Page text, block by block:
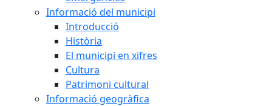
Informació del municipi
Introducció
Història
El municipi en xifres
Cultura
Patrimoni cultural
Informació geogràfica